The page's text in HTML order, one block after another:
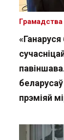
прэміяй
Грамадства